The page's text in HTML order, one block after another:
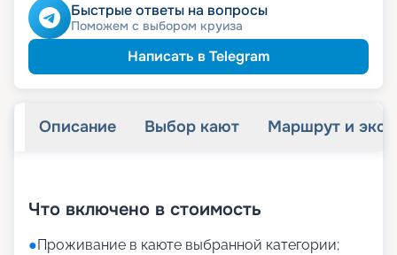
Быстрые ответы на вопросы
Поможем с выбором круиза
Написать в Telegram
Описание Выбор кают Маршрут и
Что включено в стоимость
●Проживание в каюте выбранной категории;